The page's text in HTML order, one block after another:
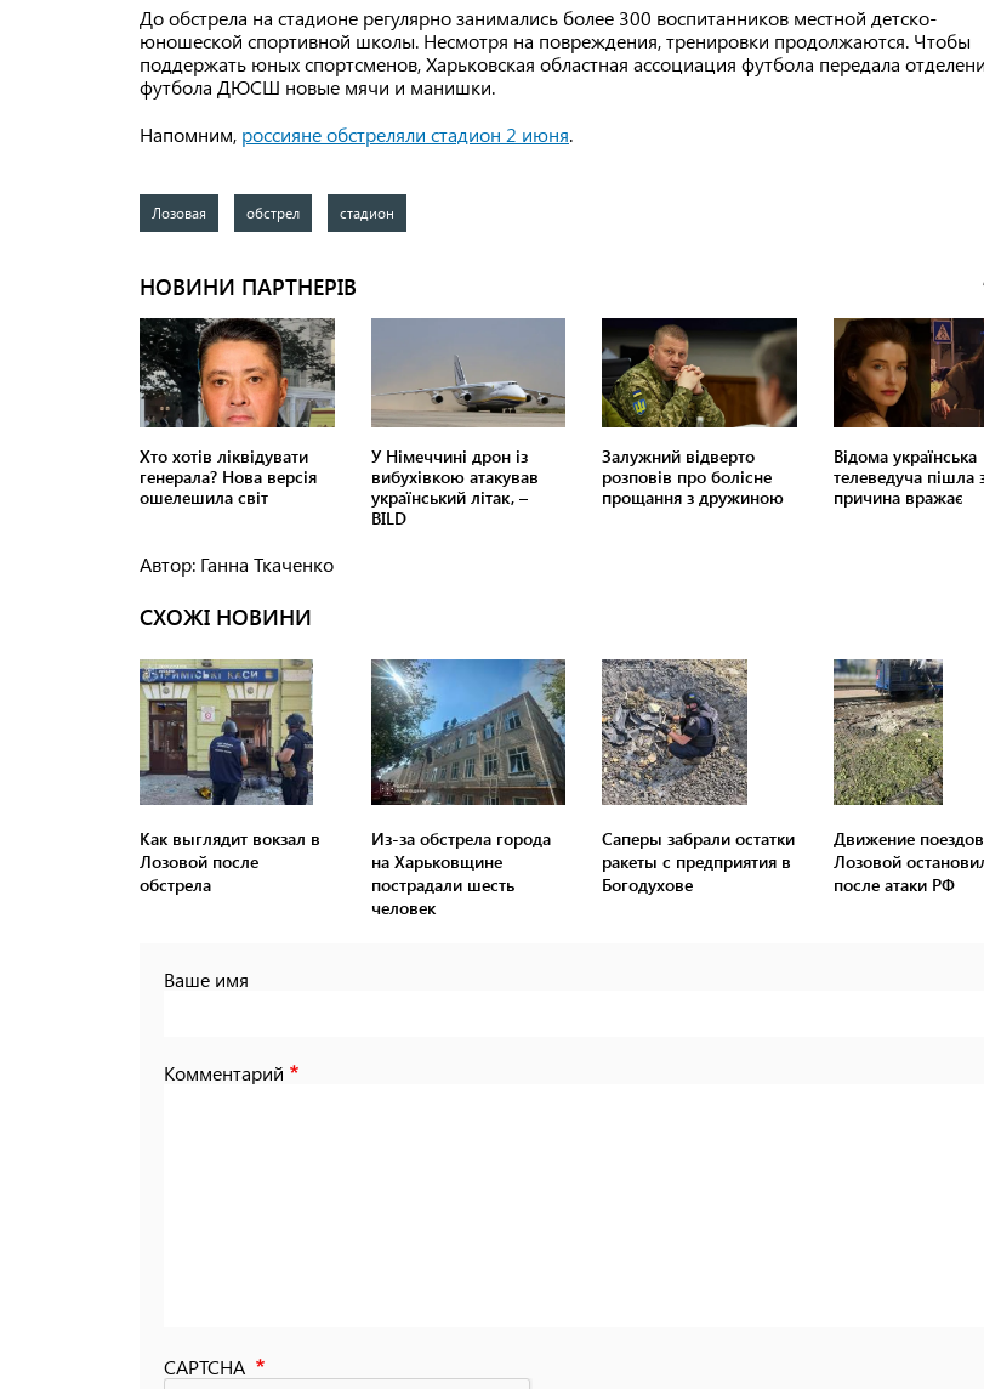
До обстрела на стадионе регулярно занимались более 300 воспитанников местной детско-
юношеской спортивной школы. Несмотря на повреждения, тренировки продолжаются. Чтобы
поддержать юных спортсменов, Харьковская областная ассоциация футбола передала
футбола ДЮСШ новые мячи и манишки.
Напомним, россияне обстреляли стадион 2 июня.
Лозовая обстрел стадион
Автор: Ганна Ткаченко
СХОЖІ НОВИНИ
Как выглядит вокзал в
Лозовой после
обстрела
Из-за обстрела города
на Харьковщине
пострадали шесть
человек
Саперы забрали остатки
ракеты с предприятия в
Богодухове
Движение
Лозовой
после атаки РФ
Ваше имя
Комментарий
CAPTCHA